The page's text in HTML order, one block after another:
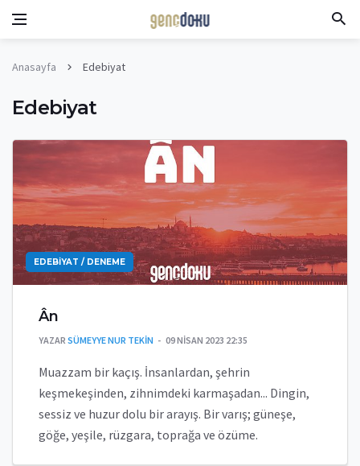
Anasayfa Edebiyat
Edebiyat
EDEBIYAT / DENEME
Ân
YAZAR SÜMEYYE NUR TEKIN 09 NISAN 2023 22:35
Muazzam bir kaçış. İnsanlardan, şehrin
keşmekeşinden, zihnimdeki karmaşadan... Dingin,
sessiz ve huzur dolu bir arayış. Bir varış; güneşe,
göğe, yeşile, rüzgara, toprağa ve özüme.